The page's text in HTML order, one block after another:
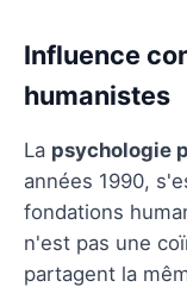
Influence
humanistes
La psychologie
années 1990,
fondations
n'est pas une
partagent la